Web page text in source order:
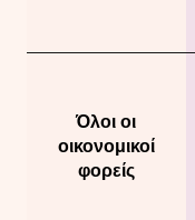
Όλοι οι
οικονομικοί
φορείς